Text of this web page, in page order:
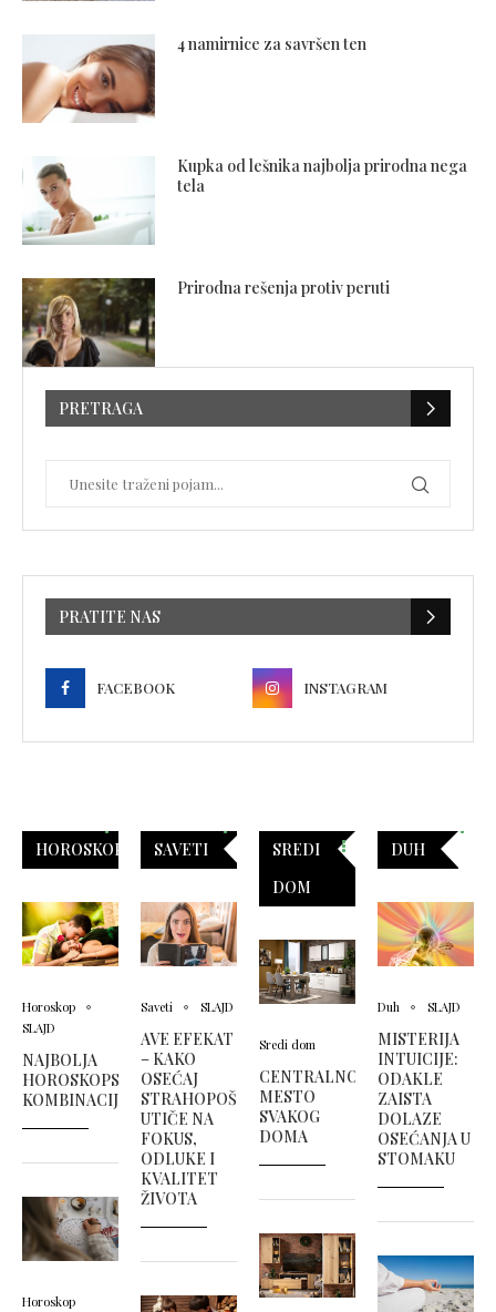
4 namirnice za savršen ten
Kupka od lešnika najbolja prirodna nega
tela
Prirodna rešenja protiv peruti
PRETRAGA
PRATITE NAS
FACEBOOK INSTAGRAM
HOROSKOP
Horoskop
SLAJD
NAJBOLJA
HOROSKOPSKA
KOMBINACIJA
Horoskop
SAVETI
Saveti SLAJD
AVE EFEKAT
– KAKO
OSEĆAJ
STRAHOPOŠTOVANJA
UTIČE NA
FOKUS,
ODLUKE I
KVALITET
ŽIVOTA
SREDI
DOM
Sredi dom
CENTRALNO
MESTO
SVAKOG
DOMA
DUH
Duh SLAJD
MISTERIJA
INTUICIJE:
ODAKLE
ZAISTA
DOLAZE
OSEĆANJA U
STOMAKU